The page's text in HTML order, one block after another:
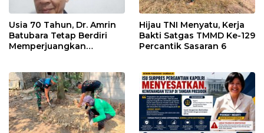
Usia 70 Tahun, Dr. Amrin
Batubara Tetap Berdiri
Memperjuangkan
Hijau TNI Menyatu, Kerja
Bakti Satgas TMMD Ke-129
Percantik Sasaran 6